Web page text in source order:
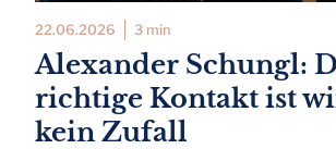
22.06.2026 3 min
Alexander Schungl:
richtige Kontakt ist
kein Zufall